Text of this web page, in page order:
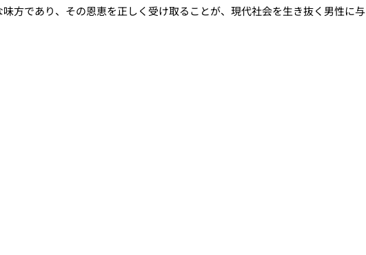
方であり、その恩恵を正しく受け取ることが、現代社会を生き抜く男性に与